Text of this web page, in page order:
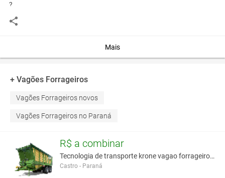
?
Mais
+ Vagões Forrageiros
Vagões Forrageiros novos
Vagões Forrageiros no Paraná
R$ a combinar
Tecnologia de transporte krone vagao forrageiro de
Castro - Paraná